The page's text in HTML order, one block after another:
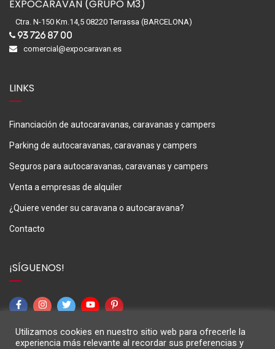
EXPOCARAVAN (GRUPO M3)
Ctra. N-150 Km.14,5 08220 Terrassa (BARCELONA)
93 726 87 00
comercial@expocaravan.es
LINKS
Financiación de autocaravanas, caravanas y campers
Parking de autocaravanas, caravanas y campers
Seguros para autocaravanas, caravanas y campers
Venta a empresas de alquiler
¿Quiere vender su caravana o autocaravana?
Contacto
¡SÍGUENOS!
Utilizamos cookies en nuestro sitio web para ofrecerle la
experiencia más relevante al recordar sus preferencias y